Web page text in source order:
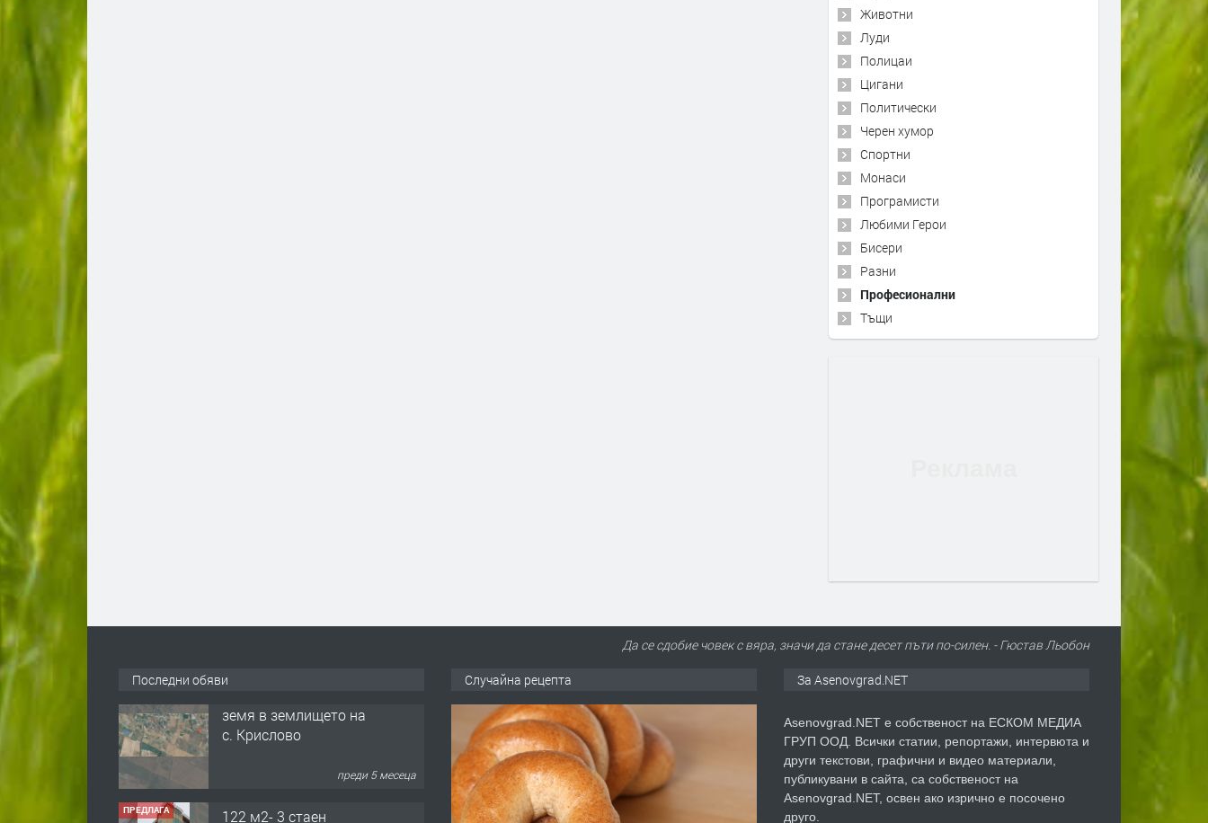
Животни
Луди
Полицаи
Цигани
Политически
Черен хумор
Спортни
Монаси
Програмисти
Любими Герои
Бисери
Разни
Професионални
Тъщи
Да се сдобие човек с вяра, значи да стане десет пъти по-силен. - Гюстав Льобон
Последни обяви
ПРЕДЛАГА
122 м2- 3 стаен
апартамент супер
Случайна рецепта За Asenovgrad.NET
Asenovgrad.NET е собственост на ЕСКОМ МЕДИА
ГРУП ООД. Всички статии, репортажи, интервюта и
други текстови, графични и видео материали,
публикувани в сайта, са собственост на
Asenovgrad.NET, освен ако изрично е посочено
друго.